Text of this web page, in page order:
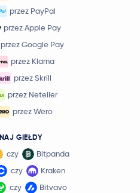
przez PayPal
przez Apple Pay
przez Google Pay
przez Klarna
przez Skrill
przez Neteller
przez Wero
GIEŁDY
czy
Bitpanda
czy
Kraken
czy
Bitvavo